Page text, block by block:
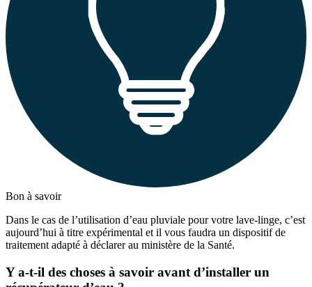
Bon à savoir
Dans le cas de l’utilisation d’eau pluviale pour votre lave-linge, c’est
aujourd’hui à titre expérimental et il vous faudra un dispositif de
traitement adapté à déclarer au ministère de la Santé.
Y a-t-il des choses à savoir avant d’installer un